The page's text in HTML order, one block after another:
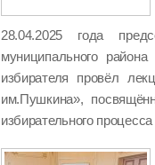
28.04.2025 года
муниципального
избирателя провёл
им.Пушкина»,
избирательного